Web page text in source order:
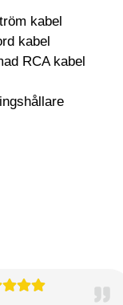
kabel
kabel
RCA kabel